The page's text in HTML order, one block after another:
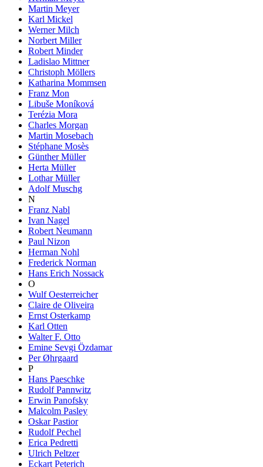
Martin Meyer
Karl Mickel
Werner Milch
Norbert Miller
Robert Minder
Ladislao Mittner
Christoph Möllers
Katharina Mommsen
Franz Mon
Libuše Moníková
Terézia Mora
Charles Morgan
Martin Mosebach
Stéphane Mosès
Günther Müller
Herta Müller
Lothar Müller
Adolf Muschg
N
Franz Nabl
Ivan Nagel
Robert Neumann
Paul Nizon
Herman Nohl
Frederick Norman
Hans Erich Nossack
O
Wulf Oesterreicher
Claire de Oliveira
Ernst Osterkamp
Karl Otten
Walter F. Otto
Emine Sevgi Özdamar
Per Øhrgaard
P
Hans Paeschke
Rudolf Pannwitz
Erwin Panofsky
Malcolm Pasley
Oskar Pastior
Rudolf Pechel
Erica Pedretti
Ulrich Peltzer
Eckart Peterich